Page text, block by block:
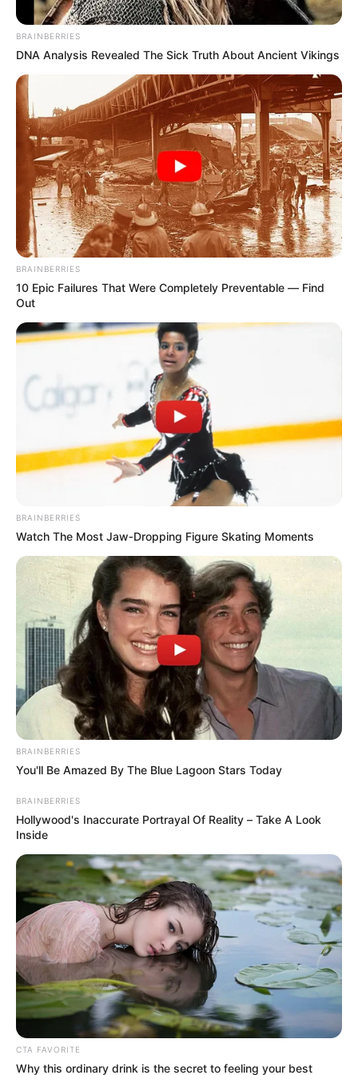
Composición / Pixabay
Subsidios de vivienda en Bogotá
Por: Jhonatan Bello Florez
Mayo 6, 2025
COMPARTIR
UNIRSE AL CANAL DE WHATSAPP
El Distrito sigue trabajando para que más familias en
Bogotá puedan vivir mejor. Esta vez, a través del
programaMejora tu Casa
, la Alcaldía busca facilitar el
acceso a subsidios de mejoramiento habitacional, sin
deudas ni trámites engorrosos. La iniciativa fue
anunciada en una jornada informativa liderada por la
Secretaría del Hábitat en laUPL Arborizadora Alta, uno
de los sectores priorizados.
Durante el evento, se hizo un llamado especial a las
familias que llevan años conviviendo congoteras, baños
deteriorados o cocinas improvisadas, para que
aprovechen esta oportunidad. El programa está enfocado
en hogares previamente identificados por las autoridades
locales, garantizando que los subsidios lleguen a quienes
realmente lo necesitan.
Le puede interesar:
Distrito lanza convocatoria para
jóvenes con apoyo de más de $1 millón: así puede aplicar
BRAINBERRIES
DNA Analysis Revealed The Sick Truth About Ancient Vikings
BRAINBERRIES
10 Epic Failures That Were Completely Preventable — Find
Out
BRAINBERRIES
Watch The Most Jaw‑Dropping Figure Skating Moments
BRAINBERRIES
You'll Be Amazed By The Blue Lagoon Stars Today
BRAINBERRIES
Hollywood's Inaccurate Portrayal Of Reality – Take A Look
Inside
CTA FAVORITE
Why this ordinary drink is the secret to feeling your best